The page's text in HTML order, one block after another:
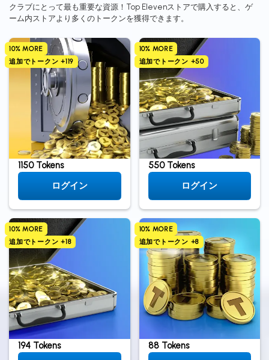
クラブにとって最も重要な資源！Top Elevenストアで購入すると、ゲ
ーム内ストアより多くのトークンを獲得できます。
10% MORE
追加でトークン +119
1150 Tokens
ログイン
10% MORE
追加でトークン +50
550 Tokens
ログイン
10% MORE
追加でトークン +18
194 Tokens
10% MORE
追加でトークン +8
88 Tokens